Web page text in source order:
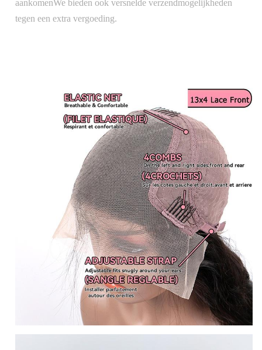
aankomenWe bieden ook versnelde verzendmogelijkheden
tegen een extra vergoeding.